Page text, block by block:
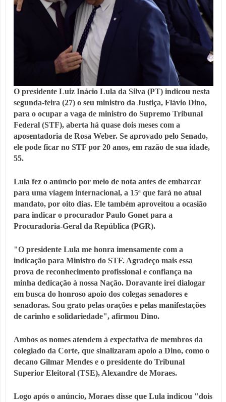
O presidente Luiz Inácio Lula da Silva (PT) indicou nesta
segunda-feira (27) o seu ministro da Justiça, Flávio Dino,
para o ocupar a vaga de ministro do Supremo Tribunal
Federal (STF), aberta há quase dois meses com a
aposentadoria de Rosa Weber. Se aprovado pelo Senado,
ele pode ficar no STF por 20 anos, em razão de sua idade,
55.
Lula fez o anúncio por meio de nota antes de embarcar
para uma viagem internacional, a 15ª que fará no atual
mandato, por oito dias. Ele também aproveitou a ocasião
para indicar o procurador Paulo Gonet para a
Procuradoria-Geral da República (PGR).
"O presidente Lula me honra imensamente com a
indicação para Ministro do STF. Agradeço mais essa
prova de reconhecimento profissional e confiança na
minha dedicação à nossa Nação. Doravante irei dialogar
em busca do honroso apoio dos colegas senadores e
senadoras. Sou grato pelas orações e pelas manifestações
de carinho e solidariedade", afirmou Dino.
Ambos os nomes atendem à expectativa de membros da
colegiado da Corte, que sinalizaram apoio a Dino, como o
decano Gilmar Mendes e o presidente do Tribunal
Superior Eleitoral (TSE), Alexandre de Moraes.
Logo após o anúncio, Moraes disse que Lula indicou "dois